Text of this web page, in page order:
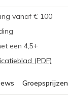
vanaf € 100
een 4,5+
(PDF)
Groepsprijzen